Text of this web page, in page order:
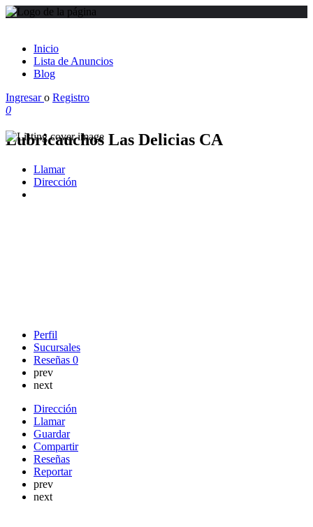
Inicio
Lista de Anuncios
Blog
Ingresaro Registro
0
Lubricauchos Las Delicias CA
Llamar
Dirección
Perfil
Sucursales
Reseñas 0
prev
next
Dirección
Llamar
Guardar
Compartir
Reseñas
Reportar
prev
next